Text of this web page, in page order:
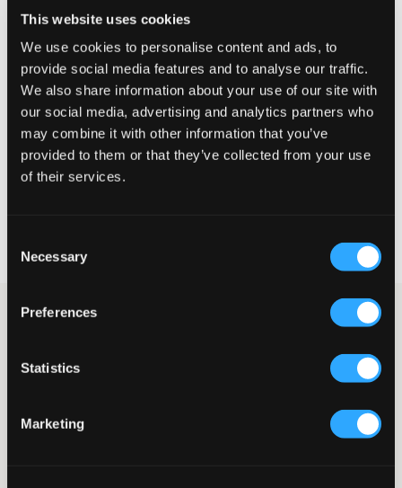
This website uses cookies
We use cookies to personalise content and ads, to
provide social media features and to analyse our traffic.
We also share information about your use of our site with
our social media, advertising and analytics partners who
may combine it with other information that you’ve
provided to them or that they’ve collected from your use
of their services.
Selection
Necessary
Preferences
Statistics
Marketing
De maat lijkt
Te klein Perfect Te groot
MAATTABEL
KIES EEN MAAT
Recht op herroeping binnen 60 dagen
Lichtgrijze T-shirt van Lyle & Scott. Het merk is op een patch
geplaatst en op de borst aangebracht. De T-shirt heeft een
is om in je garderobe te hebben. Deze T-shirt is een van onze
Ronde hals